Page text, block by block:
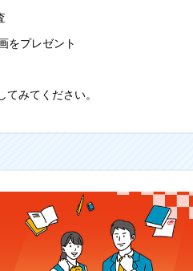
をプレゼント
みてください。